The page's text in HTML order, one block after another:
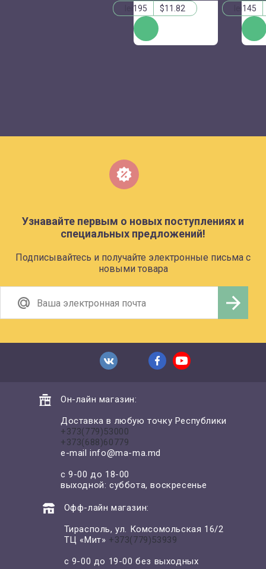
lei195 $11.82
КУПИТЬ
lei145
Узнавайте первым о новых поступлениях и
специальных предложений!
Подписывайтесь и получайте электронные письма с
новыми товара
Он-лайн магазин:
Доставка в любую точку Республики
+373(779)53000
+373(688)60779
e-mailinfo@ma-ma.md
с 9-00 до 18-00
выходной: суббота, воскресенье
Офф-лайн магазин:
Тирасполь, ул. Комсомольская 16/2
ТЦ «Мит» +373(779)53939
с 9-00 до 19-00 без выходных